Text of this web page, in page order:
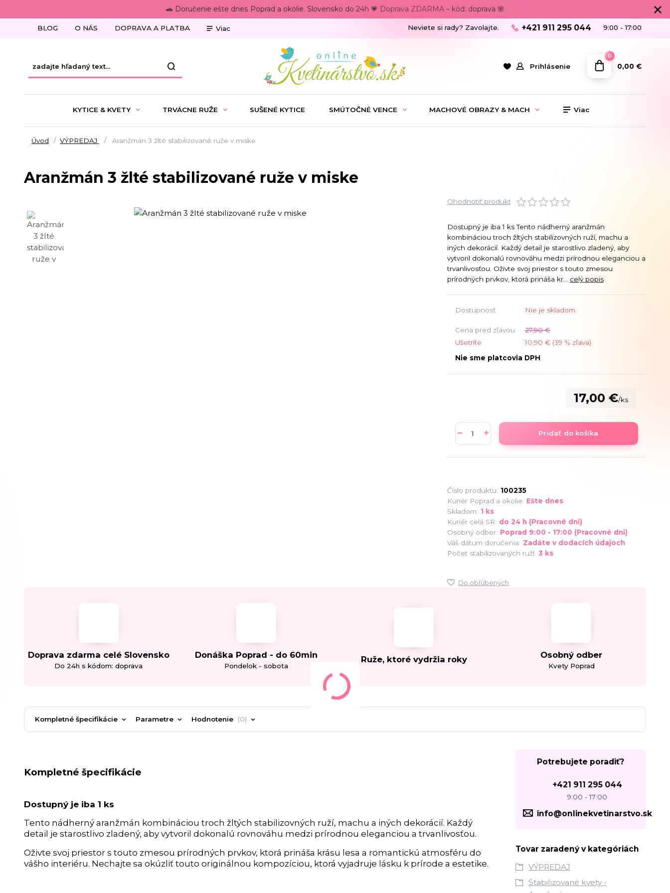
🚗 Doručenie ešte dnes Poprad a okolie. Slovensko do 24h 💗 Doprava ZDARMA – kód: doprava 🌸
BLOG O NÁS DOPRAVA A PLATBA Viac
Prihlásenie
Neviete si rady? Zavolajte. +421 911 295 044 9:00 - 17:00
0
0,00 €
KYTICE & KVETY TRVÁCNE RUŽE SUŠENÉ KYTICE SMÚTOČNÉ VENCE MACHOVÉ OBRAZY & MACH Viac
Úvod VÝPREDAJ Aranžmán 3 žlté stabilizované ruže v miske
Aranžmán 3 žlté stabilizované ruže v miske
Ohodnotiť produkt
Dostupný je iba 1 ks Tento nádherný aranžmán
kombináciou troch žltých stabilizovných ruží, machu a
iných dekorácií. Každý detail je starostlivo zladený, aby
vytvoril dokonalú rovnováhu medzi prírodnou eleganciou a
trvanlivosťou. Oživte svoj priestor s touto zmesou
prírodných prvkov, ktorá prináša kr... celý popis
Dostupnosť Nie je skladom
Cena pred zľavou
27,90 €
Ušetríte
10,90 € (39 % zľava)
Nie sme platcovia DPH
17,00 €/ks
Pridať do košíka
Číslo produktu: 100235
Kuriér Poprad a okolie: Ešte dnes
Skladom: 1 ks
Kuriér celá SR: do 24 h (Pracovné dni)
Osobný odber: Poprad 9:00 - 17:00 (Pracovné dni)
Váš dátum doručenia: Zadáte v dodacích údajoch
Počet stabilizovaných ruží: 3 ks
Do obľúbených
Doprava zdarma celé Slovensko
Do 24h s kódom: doprava
Donáška Poprad - do 60min
Pondelok - sobota
Ruže, ktoré vydržia roky Osobný odber
Kvety Poprad
Kompletné špecifikácie Parametre Hodnotenie 0
Kompletné špecifikácie
Dostupný je iba 1 ks
Tento nádherný aranžmán kombináciou troch žltých stabilizovných ruží, machu a iných dekorácií. Každý
detail je starostlivo zladený, aby vytvoril dokonalú rovnováhu medzi prírodnou eleganciou a trvanlivosťou.
Oživte svoj priestor s touto zmesou prírodných prvkov, ktorá prináša krásu lesa a romantickú atmosféru do
vášho interiéru. Nechajte sa okúzliť touto originálnou kompozíciou, ktorá vyjadruje lásku k prírode a estetike.
Potrebujete poradiť?
+421 911 295 044
9:00 - 17:00
info@onlinekvetinarstvo.sk
Tovar zaradený v kategóriách
VÝPREDAJ
Stabilizované kvety -